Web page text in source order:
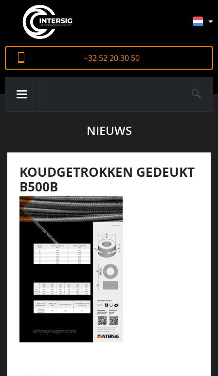
+32 52 20 30 50
CERTIFICATEN
VACATURES
DUURZAAM
CONTACT
NIEUWS
KOUDGETROKKEN GEDEUKT
B500B